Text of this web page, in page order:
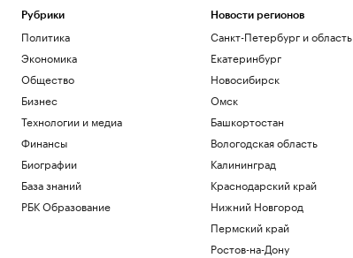
Энди Джасси против бюрократии. Как
новый CEO устроил перестройку в
Amazon
Образование
Трамп заявил, что может стать
республиканцем в США
Политика
Рубрики
Политика
Экономика
Общество
Бизнес
Технологии и медиа
Финансы
Биографии
База знаний
РБК Образование
Новости регионов
Санкт-Петербург и область
Екатеринбург
Новосибирск
Омск
Башкортостан
Вологодская область
Калининград
Краснодарский край
Нижний Новгород
Пермский край
Ростов-на-Дону